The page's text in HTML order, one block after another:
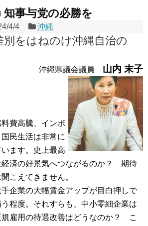
知事与党の必勝を
4/4 沖縄
別をはねのけ沖縄自治の
沖縄県議会議員 山内 末子
費高騰、インボ
民生活は非常に
ます。史上最高
経済の好景気へつながるのか？ 期待
こえてきません。
企業の大幅賃金アップが目白押しで
程度。それすらも、中小零細企業は
雇用の待遇改善はどうなのか？ こ